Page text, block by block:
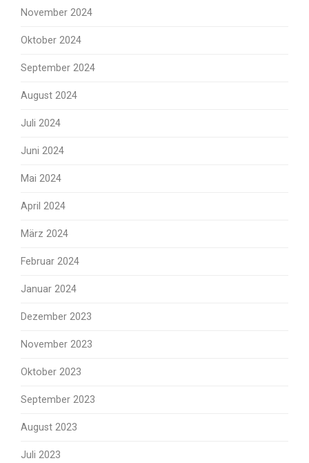
November 2024
Oktober 2024
September 2024
August 2024
Juli 2024
Juni 2024
Mai 2024
April 2024
März 2024
Februar 2024
Januar 2024
Dezember 2023
November 2023
Oktober 2023
September 2023
August 2023
Juli 2023